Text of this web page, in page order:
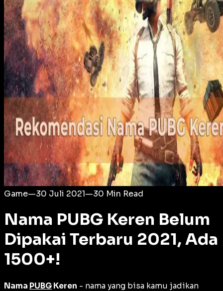
Login
Game—30 Juli 2021—30 Min Read
Nama PUBG Keren Belum
Dipakai Terbaru 2021, Ada
1500+!
Nama PUBG Keren - nama yang bisa kamu jadikan